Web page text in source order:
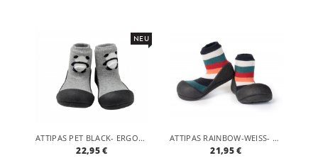
NEU
ATTIPAS PET BLACK- ERGONOMISCHE BABY LAUFLERNSCHUHE, ATMUNGSAKTIVE KINDER HAUSSCHUHE ABS SOCKEN BABYSCHUHE ANTIRUTSCH
22,95 €
ATTIPAS RAINBOW-WEISS- ERGONOMISCHE BABY LAUFLERNSCHUHE, ATMUNGSAKTIVE KINDER HAUSSCHUHE ABS SOCKEN BABYSCHUHE ANTIRUTSCH
21,95 €